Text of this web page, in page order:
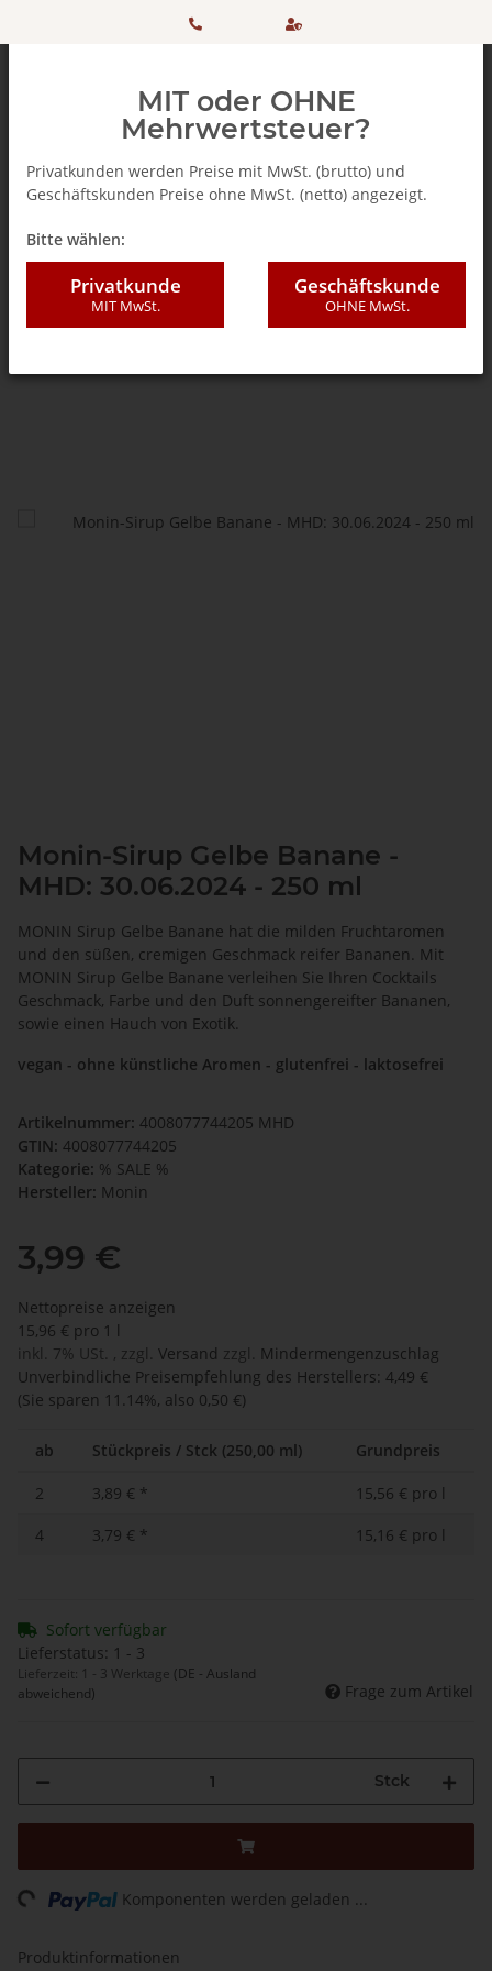
+ 49
506 98
einkaufen
SSL
Monin-Sirup Gelbe Banane -
MHD: 30.06.2024 - 250 ml
MONIN Sirup Gelbe Banane hat die milden Fruchtaromen
und den süßen, cremigen Geschmack reifer Bananen. Mit
MONIN Sirup Gelbe Banane verleihen Sie Ihren Cocktails
Geschmack, Farbe und den Duft sonnengereifter Bananen,
sowie einen Hauch von Exotik.
vegan - ohne künstliche Aromen - glutenfrei - laktosefrei
Artikelnummer: 4008077744205 MHD
GTIN: 4008077744205
Kategorie: % SALE %
Hersteller: Monin
3,99 €
Nettopreise anzeigen
15,96 € pro 1 l
inkl. 7% USt. , zzgl. Versand zzgl.
Mindermengenzuschlag
Unverbindliche Preisempfehlung des Herstellers: 4,49 €
(Sie sparen 11.14%, also 0,50 €)
ab Stückpreis / Stck (250,00 ml) Grundpreis
2 3,89 € *
15,56 € pro l
4
3,79 € * 15,16 € pro l
Sofort verfügbar
Lieferstatus: 1 - 3
Lieferzeit: 1 - 3 Werktage (DE - Ausland
abweichend)
Frage zum Artikel
Stck
Komponenten werden geladen ...
Produktinformationen
MIT oder OHNE
Mehrwertsteuer?
Privatkunden werden Preise mit MwSt. (brutto) und
Geschäftskunden Preise ohne MwSt. (netto) angezeigt.
Bitte wählen:
Privatkunde
MIT MwSt.
Geschäftskunde
OHNE MwSt.